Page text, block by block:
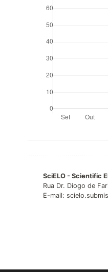
SciELO - Scientific
Rua Dr. Diogo de
E-mail: